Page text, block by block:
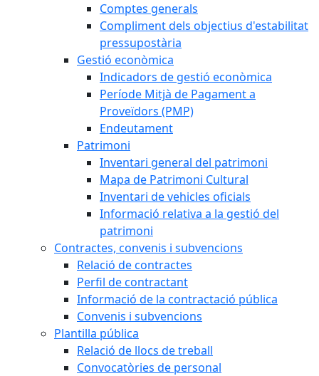
Comptes generals
Compliment dels objectius d'estabilitat
pressupostària
Gestió econòmica
Indicadors de gestió econòmica
Període Mitjà de Pagament a
Proveïdors (PMP)
Endeutament
Patrimoni
Inventari general del patrimoni
Mapa de Patrimoni Cultural
Inventari de vehicles oficials
Informació relativa a la gestió del
patrimoni
Contractes, convenis i subvencions
Relació de contractes
Perfil de contractant
Informació de la contractació pública
Convenis i subvencions
Plantilla pública
Relació de llocs de treball
Convocatòries de personal